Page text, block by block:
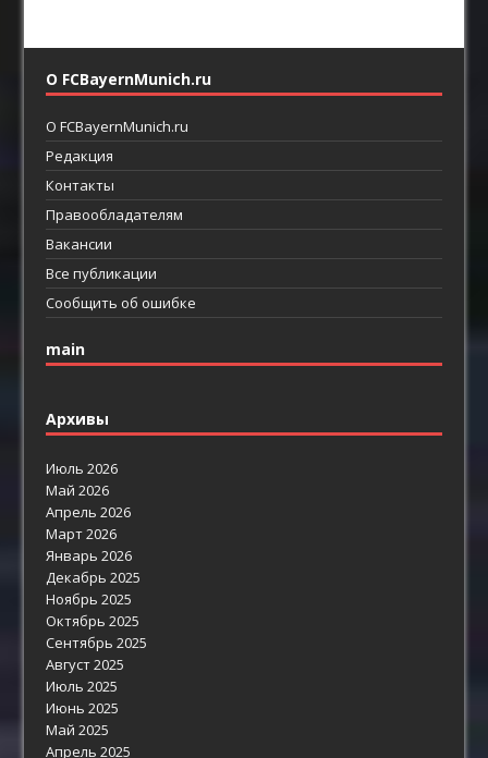
О FCBayernMunich.ru
О FCBayernMunich.ru
Редакция
Контакты
Правообладателям
Вакансии
Все публикации
Сообщить об ошибке
main
Архивы
Июль 2026
Май 2026
Апрель 2026
Март 2026
Январь 2026
Декабрь 2025
Ноябрь 2025
Октябрь 2025
Сентябрь 2025
Август 2025
Июль 2025
Июнь 2025
Май 2025
Апрель 2025